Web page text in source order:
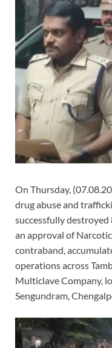
On Thursday,
drug abuse and
successfully destroyed
an approval of
contraband,
operations across
Multiclave Company,
Sengundram,
Video
Player